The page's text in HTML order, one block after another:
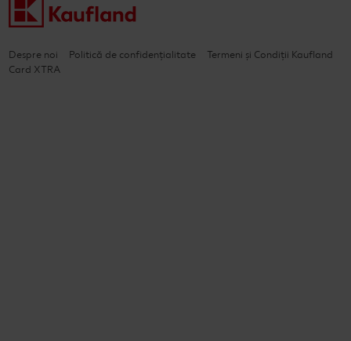
Despre noi Politică de confidențialitate
Termeni și Condiții Kaufland
Card XTRA